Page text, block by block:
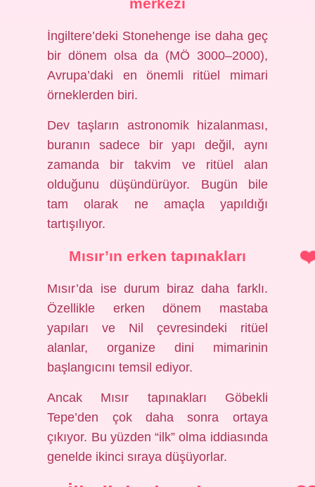
İngiltere’deki Stonehenge ise daha geç
bir dönem olsa da (MÖ 3000–2000),
Avrupa’daki en önemli ritüel mimari
örneklerden biri.
Dev taşların astronomik hizalanması,
buranın sadece bir yapı değil, aynı
zamanda bir takvim ve ritüel alan
olduğunu düşündürüyor. Bugün bile
tam olarak ne amaçla yapıldığı
tartışılıyor.
Mısır’ın erken tapınakları
Mısır’da ise durum biraz daha farklı.
Özellikle erken dönem mastaba
yapıları ve Nil çevresindeki ritüel
alanlar, organize dini mimarinin
başlangıcını temsil ediyor.
Ancak Mısır tapınakları Göbekli
Tepe’den çok daha sonra ortaya
çıkıyor. Bu yüzden “ilk” olma iddiasında
genelde ikinci sıraya düşüyorlar.